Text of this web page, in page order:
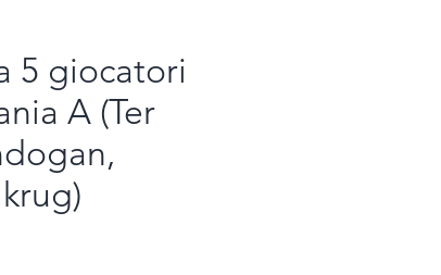
5 giocatori
A (Ter